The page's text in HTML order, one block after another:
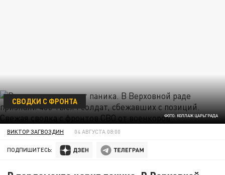
ФОТО: КОЛЛАЖ ЦАРЬГРАДА
СВОДКИ С ФРОНТА
ВИКТОР ЗАГВОЗДИН 04 АВГУСТА 08:00
ПОДПИШИТЕСЬ: